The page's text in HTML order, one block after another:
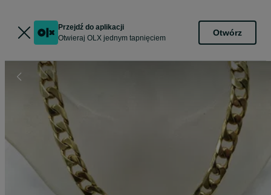
Przejdź do aplikacji
Otwieraj OLX jednym tapnięciem
Otwórz